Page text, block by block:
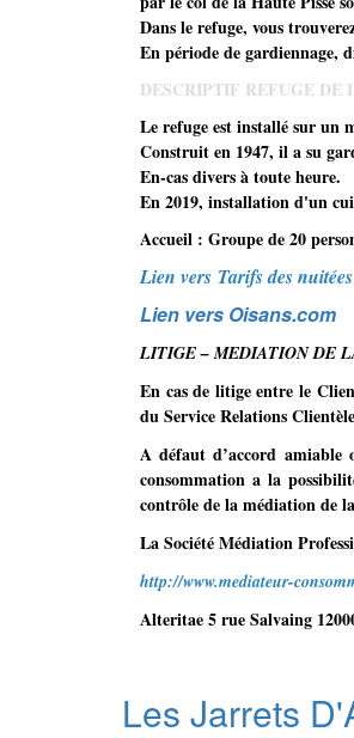
Dans le refuge, vous
En période de gardiennage,
DESCRIPTIF REFUGE DE
Le refuge est installé sur un
Construit en 1947, il a su
En-cas divers à toute heure.
En 2019, installation d'un
Accueil : Groupe de 20
Lien vers Tarifs des
Lien vers Oisans.com
LITIGE – MEDIATION DE
En cas de litige entre le
du Service Relations
A défaut d’accord amiable
consommation a la
contrôle de la médiation de
La Société Médiation
http://www.mediateur-
Alteritae 5 rue Salvaing
Les Jarrets